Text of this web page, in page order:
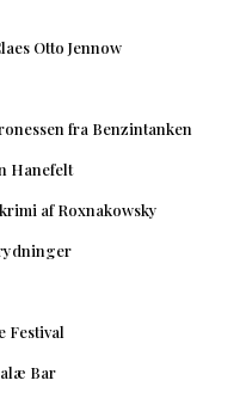
Otto Jennow
fra Benzintanken
Hanefelt
af Roxnakowsky
Festival
Bar